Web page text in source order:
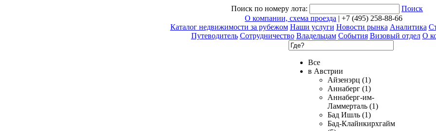
Поиск по номеру лота:
Поиск
О компании, схема проезда | +7 (495) 258-88-66
Каталог недвижимости за рубежом Наши услуги Новости рынка Аналитика
Путеводитель Сотрудничество Владельцам События Визовый отдел О
Все
в Австрии
Айзенэрц (1)
Аннаберг (1)
Аннаберг-им-
Ламмерталь (1)
Бад Ишль (1)
Бад-Клайнкирхгайм